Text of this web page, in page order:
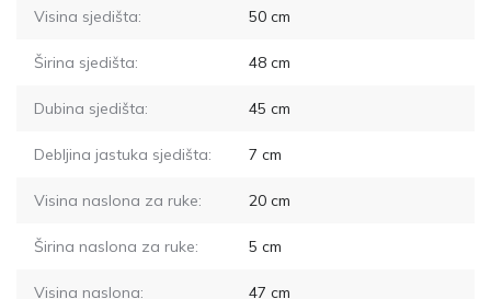
Visina sjedišta: 50cm
Širina sjedišta: 48cm
Dubina sjedišta: 45 cm
Debljina jastuka sjedišta: 7 cm
Visina naslona za ruke: 20cm
Širina naslona za ruke: 5 cm
Visina naslona: 47 cm